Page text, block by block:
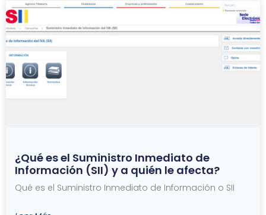
¿Qué es el Suministro Inmediato de
Información (SII) y a quién le afecta?
Qué es el Suministro Inmediato de Información o SII